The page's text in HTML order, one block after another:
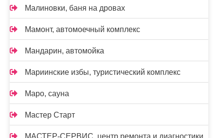
Малиновки, баня на дровах
Мамонт, автомоечный комплекс
Мандарин, автомойка
Мариинские избы, туристический комплекс
Маро, сауна
Мастер Старт
МАСТЕР-СЕРВИС, центр ремонта и диагностики